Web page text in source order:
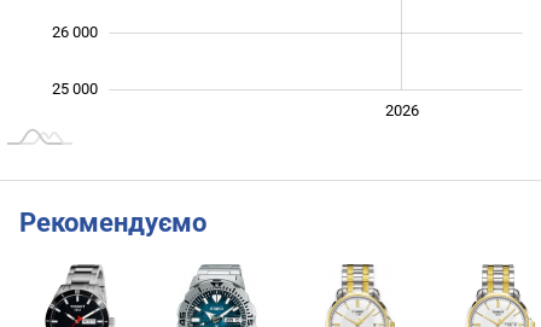
25 000
26 000
2026
Рекомендуємо